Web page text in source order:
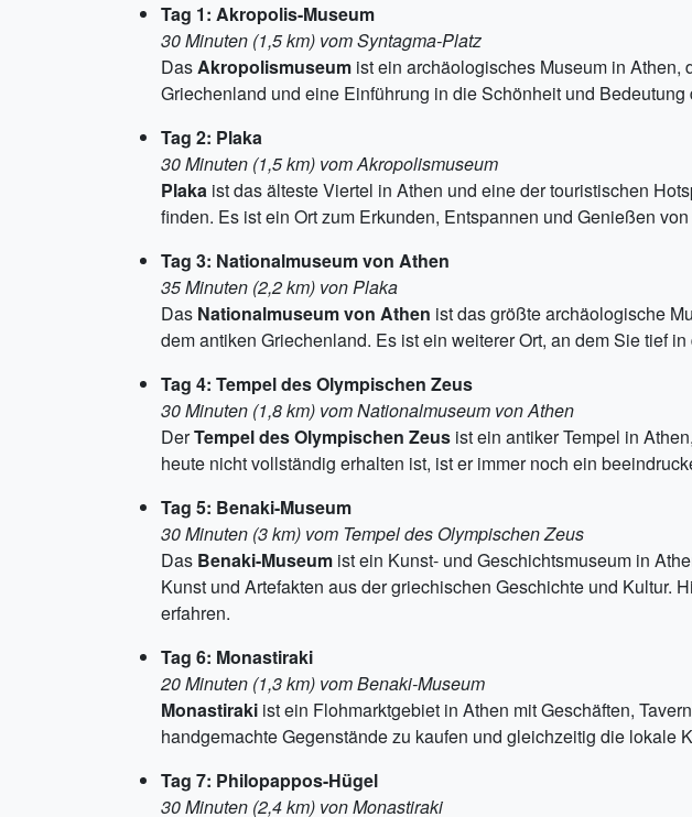
Tag 1: Akropolis-Museum
30 Minuten (1,5 km) vom Syntagma-Platz
DasAkropolismuseum ist ein archäologisches Museum in Athen,
Griechenland und eine Einführung in die Schönheit und Bedeutung
Tag 2: Plaka
30 Minuten (1,5 km) vom Akropolismuseum
Plaka ist das älteste Viertel in Athen und eine der touristischen
finden. Es ist ein Ort zum Erkunden, Entspannen und Genießen
Tag 3: Nationalmuseum von Athen
35 Minuten (2,2 km) von Plaka
Das Nationalmuseum von Athen ist das größte archäologische
dem antiken Griechenland. Es ist ein weiterer Ort, an dem Sie tief
Tag 4: Tempel des Olympischen Zeus
30 Minuten (1,8 km) vom Nationalmuseum von Athen
DerTempel des Olympischen Zeus ist ein antiker Tempel in
heute nicht vollständig erhalten ist, ist er immer noch ein
Tag 5: Benaki-Museum
30 Minuten (3 km) vom Tempel des Olympischen Zeus
Das Benaki-Museum ist ein Kunst- und Geschichtsmuseum in
Kunst und Artefakten aus der griechischen Geschichte und Kultur.
erfahren.
Tag 6: Monastiraki
20 Minuten (1,3 km) vom Benaki-Museum
Monastiraki ist ein Flohmarktgebiet in Athen mit Geschäften,
handgemachte Gegenstände zu kaufen und gleichzeitig die lokale
Tag 7: Philopappos-Hügel
30 Minuten (2,4 km) von Monastiraki